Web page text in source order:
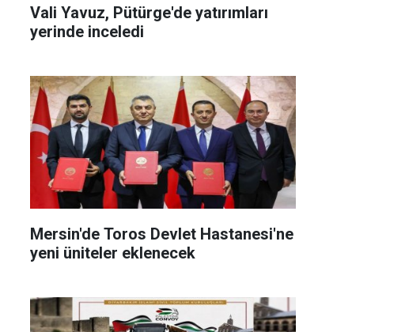
Vali Yavuz, Pütürge'de yatırımları
yerinde inceledi
Mersin'de Toros Devlet Hastanesi'ne
yeni üniteler eklenecek